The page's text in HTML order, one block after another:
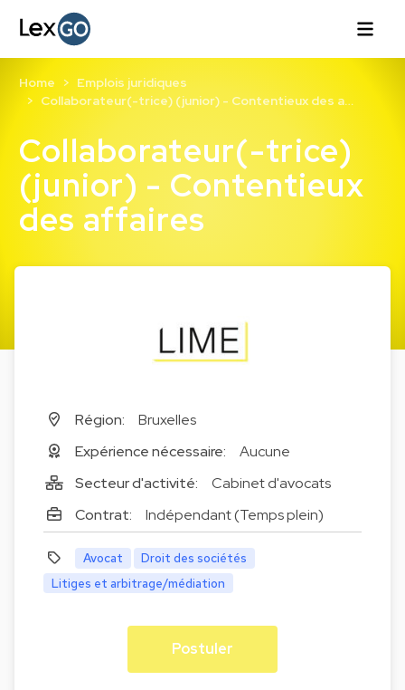
Collaborateur(-trice)
(junior) - Contentieux
des affaires
Home
Emplois juridiques
Collaborateur(-trice) (junior) - Contentieux des a…
Région:
Bruxelles
Expérience nécessaire:
Aucune
Secteur d'activité:
Cabinet d'avocats
Contrat:
Indépendant (Temps plein)
Avocat
Droit des sociétés
Litiges et arbitrage/médiation
Postuler